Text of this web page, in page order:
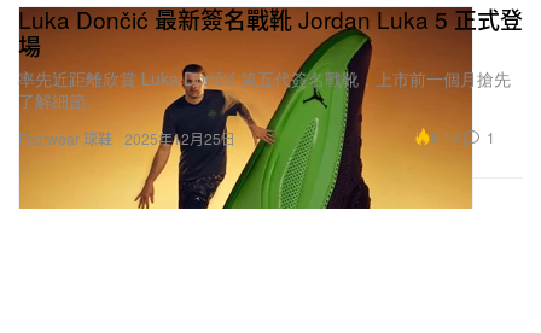
Footwear 球鞋
Luka Dončić 最新簽名戰靴 Jordan Luka 5 正式登
場
率先近距離欣賞 Luka Dončić 第五代簽名戰靴，上市前一個月搶先
了解細節。
2025年12月25日 6.1K 1